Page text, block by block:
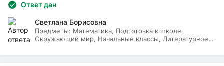
Ответ дан
Светлана Борисовна
Предметы: Математика, Подготовка к школе,
Окружающий мир, Начальные классы, Литературное